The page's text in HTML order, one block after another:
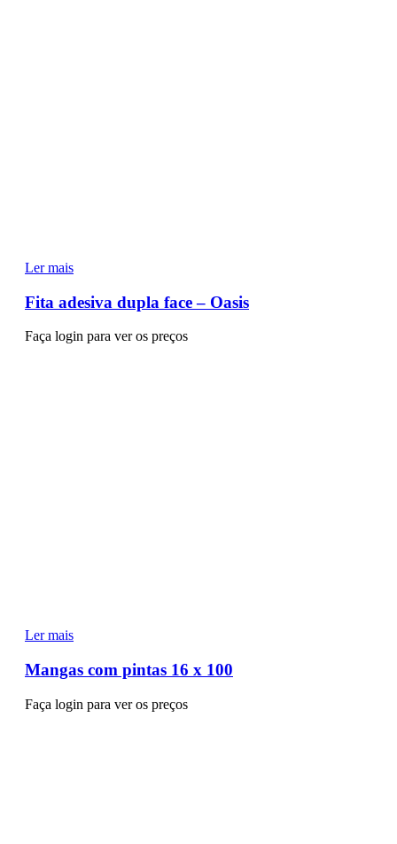
Ler mais
Fita adesiva dupla face – Oasis
Faça login para ver os preços
Ler mais
Mangas com pintas 16 x 100
Faça login para ver os preços